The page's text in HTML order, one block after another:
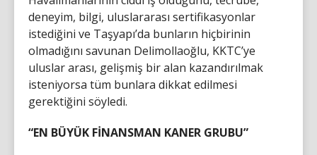
deneyim, bilgi, uluslararası sertifikasyonlar
istediğini ve Taşyapı’da bunların hiçbirinin
olmadığını savunan Delimollaoğlu, KKTC’ye
uluslar arası, gelişmiş bir alan kazandırılmak
isteniyorsa tüm bunlara dikkat edilmesi
gerektiğini söyledi.
“EN BÜYÜK FİNANSMAN KANER GRUBU”